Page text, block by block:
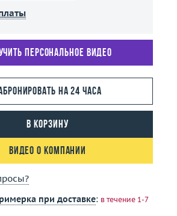
персональное видео
на 24 часа
В корзину
Видео о компании
при доставке: в течение 1-7